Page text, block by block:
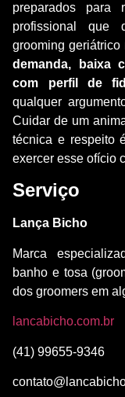
preparados para
profissional que
grooming geriátrico
demanda, baixa
com perfil de
qualquer
Cuidar de um
técnica e respeito
exercer esse ofício
Serviço
Lança Bicho
Marca
banho e tosa
dos groomers em
lancabicho.com.br
(41) 99655-9346